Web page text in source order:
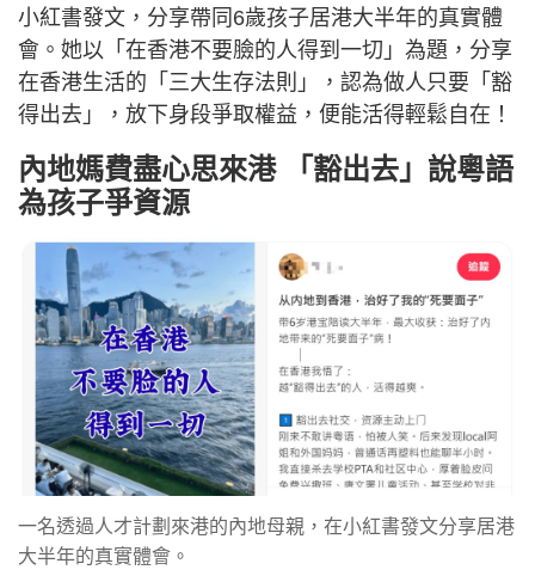
小紅書發文，分享帶同6歲孩子居港大半年的真實體
會。她以「在香港不要臉的人得到一切」為題，分享
在香港生活的「三大生存法則」，認為做人只要「豁
得出去」，放下身段爭取權益，便能活得輕鬆自在！
內地媽費盡心思來港 「豁出去」說粵語
為孩子爭資源
一名透過人才計劃來港的內地母親，在小紅書發文分享居港
大半年的真實體會。